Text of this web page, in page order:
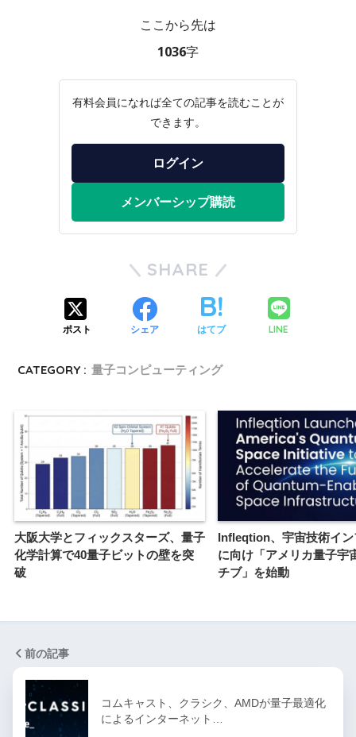
ここから先は
1036字
有料会員になれば全ての記事を読むことが
できます。
ログイン
メンバーシップ購読
SHARE
ポスト シェア はてブ LINE
CATEGORY : 量子コンピューティング
大阪大学とフィックスターズ、量子
化学計算で40量子ビットの壁を突
破
Infleqtion、宇宙技術イン
に向け「アメリカ量子宇
チブ」を始動
前の記事
コムキャスト、クラシク、AMDが量子最適化
によるインターネット…